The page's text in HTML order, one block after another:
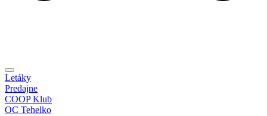
Letáky
Predajne
COOP Klub
OC Tehelko